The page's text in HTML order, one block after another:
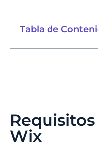
Tabla de
Wix